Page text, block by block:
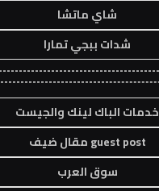
شاي ماتشا
شدات ببجي تمارا
خدمات الباك لينك والجيست
guest post مقال ضيف
سوق العرب